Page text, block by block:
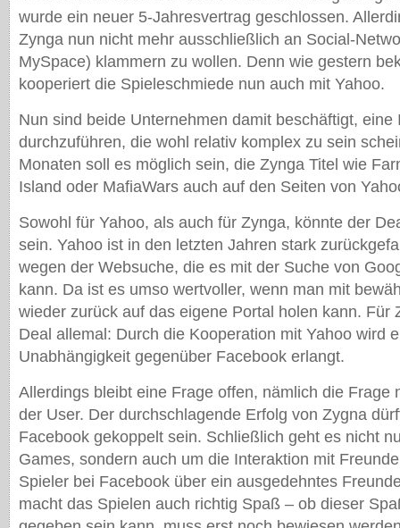
wurde ein neuer 5-Jahresvertrag geschlossen.
Zynga nun nicht mehr ausschließlich an Social-
MySpace) klammern zu wollen. Denn wie gestern
kooperiert die Spieleschmiede nun auch mit Yahoo.
Nun sind beide Unternehmen damit beschäftigt, eine
durchzuführen, die wohl relativ komplex zu sein
Monaten soll es möglich sein, die Zynga Titel wie
Island oder MafiaWars auch auf den Seiten von
Sowohl für Yahoo, als auch für Zynga, könnte der
sein. Yahoo ist in den letzten Jahren stark
wegen der Websuche, die es mit der Suche von
kann. Da ist es umso wertvoller, wenn man mit
wieder zurück auf das eigene Portal holen kann. Für
Deal allemal: Durch die Kooperation mit Yahoo wird
Unabhängigkeit gegenüber Facebook erlangt.
Allerdings bleibt eine Frage offen, nämlich die Frage
der User. Der durchschlagende Erfolg von Zygna
Facebook gekoppelt sein. Schließlich geht es nicht
Games, sondern auch um die Interaktion mit
Spieler bei Facebook über ein ausgedehntes
macht das Spielen auch richtig Spaß – ob dieser